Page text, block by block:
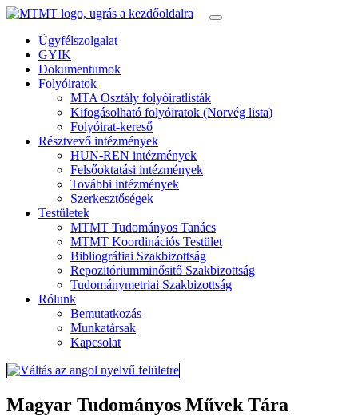
Ügyfélszolgalat
GYIK
Dokumentumok
Folyóiratok
MTA Osztály folyóiratlisták
Kifogásolható folyóiratok (Norvég lista)
Folyóirat-kereső
Résztvevő intézmények
HUN-REN intézmények
Felsőoktatási intézmények
További intézmények
Szerkesztőségek
Testületek
MTMT Tudományos Tanács
MTMT Koordinációs Testület
Bibliográfiai Szakbizottság
Repozitóriumminősitő Szakbizottság
Tudománymetriai Szakbizottság
Rólunk
Bemutatkozás
Munkatársak
Kapcsolat
Magyar Tudományos Művek Tára